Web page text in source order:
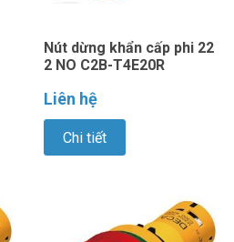
Nút dừng khẩn cấp phi 22
2 NO C2B-T4E20R
Liên hệ
Chi tiết